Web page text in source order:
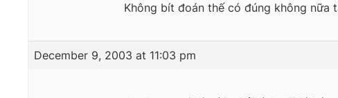
Không bít đoán thế có đúng không nữa
December 9, 2003 at 11:03 pm